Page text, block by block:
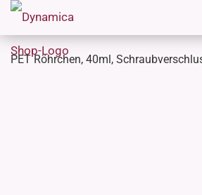
PET Röhrchen, 40ml,